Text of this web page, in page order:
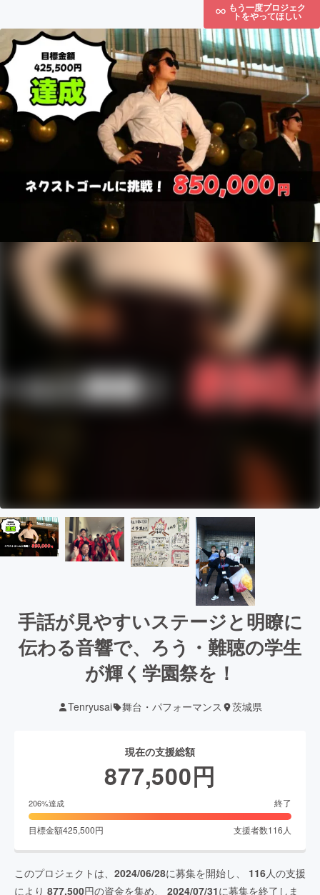
もう一度プロジェク
トをやってほしい
手話が見やすいステージと明瞭に
伝わる音響で、ろう・難聴の学生
が輝く学園祭を！
Tenryusai 舞台・パフォーマンス 茨城県
現在の支援総額
877,500円
206%達成 終了
目標金額425,500円 支援者数116 人
このプロジェクトは、 2024/06/28に募集を開始し、 116人の支援
により 877,500円の資金を集め、 2024/07/31に募集を終了しま